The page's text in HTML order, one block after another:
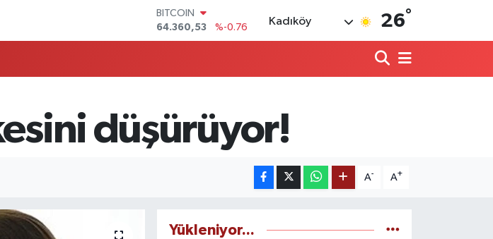
55,0265
%0.01
GRAM ALTIN
6574.81
%1.44
Kadıköy 26°
düşürüyor!
A- A+
Yükleniyor...